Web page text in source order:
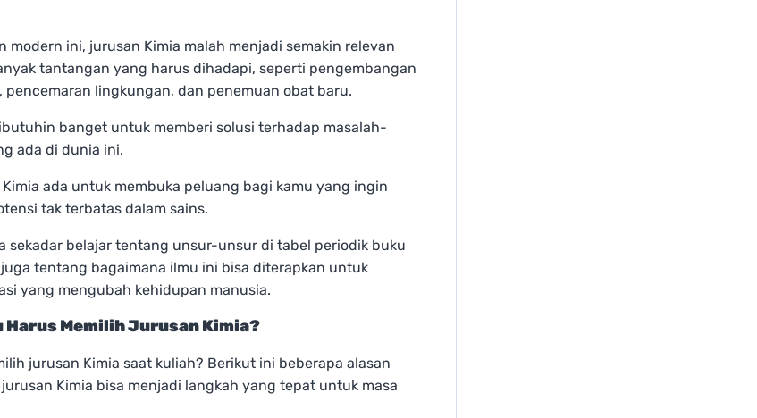
modern ini, jurusan Kimia malah menjadi semakin relevan
tantangan yang harus dihadapi, seperti pengembangan
pencemaran lingkungan, dan penemuan obat baru.
banget untuk memberi solusi terhadap masalah-
ada di dunia ini.
ada untuk membuka peluang bagi kamu yang ingin
tak terbatas dalam sains.
sekadar belajar tentang unsur-unsur di tabel periodik buku
tentang bagaimana ilmu ini bisa diterapkan untuk
yang mengubah kehidupan manusia.
Harus Memilih Jurusan Kimia?
jurusan Kimia saat kuliah? Berikut ini beberapa alasan
Kimia bisa menjadi langkah yang tepat untuk masa